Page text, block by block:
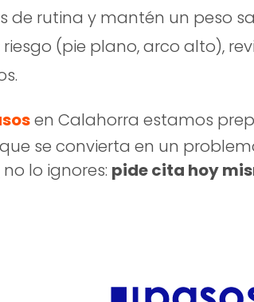
de rutina y mantén un peso
(pie plano, arco alto),
en Calahorra estamos
se convierta en un
lo ignores: pide cita hoy